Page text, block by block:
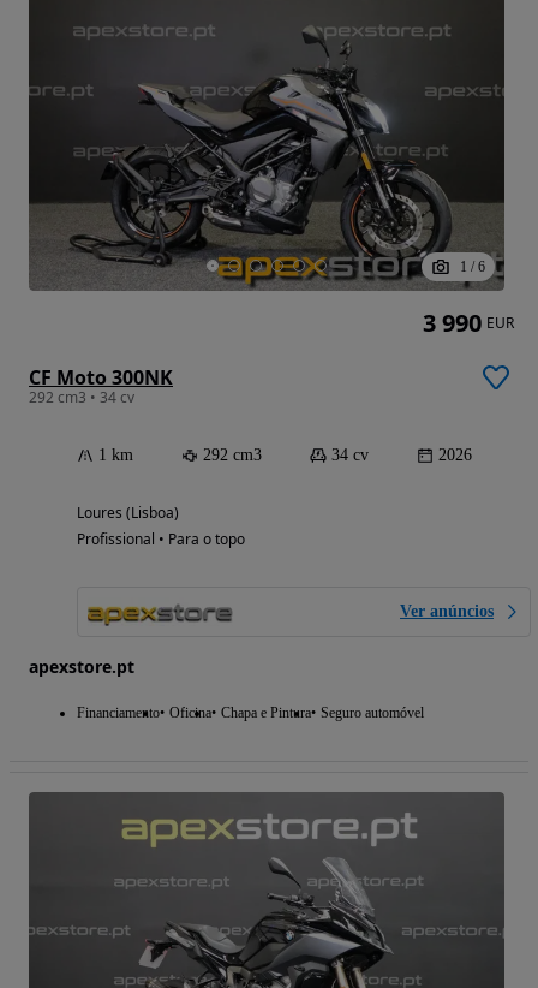
1 / 6
CF Moto 300NK
292 cm3 • 34 cv
1 km 292 cm3 34 cv 2026
Loures (Lisboa)
Profissional • Para o topo
Ver anúncios
apexstore.pt
Financiamento Oficina Chapa e Pintura Seguro automóvel
3 990 EUR